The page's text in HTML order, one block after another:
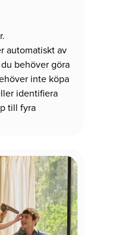
automatiskt av
behöver göra
inte köpa
identifiera
till fyra